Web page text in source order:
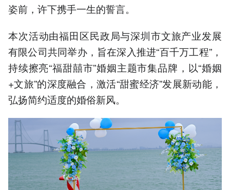
姿前，许下携手一生的誓言。
本次活动由福田区民政局与深圳市文旅产业发展
有限公司共同举办，旨在深入推进“百千万工程”，
持续擦亮“福甜囍市”婚姻主题市集品牌，以“婚姻
+文旅”的深度融合，激活“甜蜜经济”发展新动能，
弘扬简约适度的婚俗新风。